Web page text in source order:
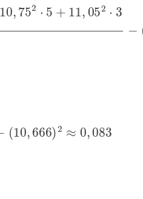
10,752 ⋅5+ 11,05 2⋅3 20−
6